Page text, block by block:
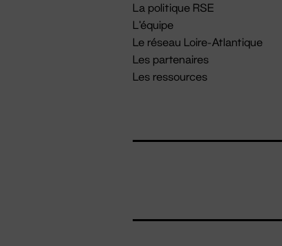
La politique RSE
L'équipe
Le réseau Loire-Atlantique
Les partenaires
Les ressources